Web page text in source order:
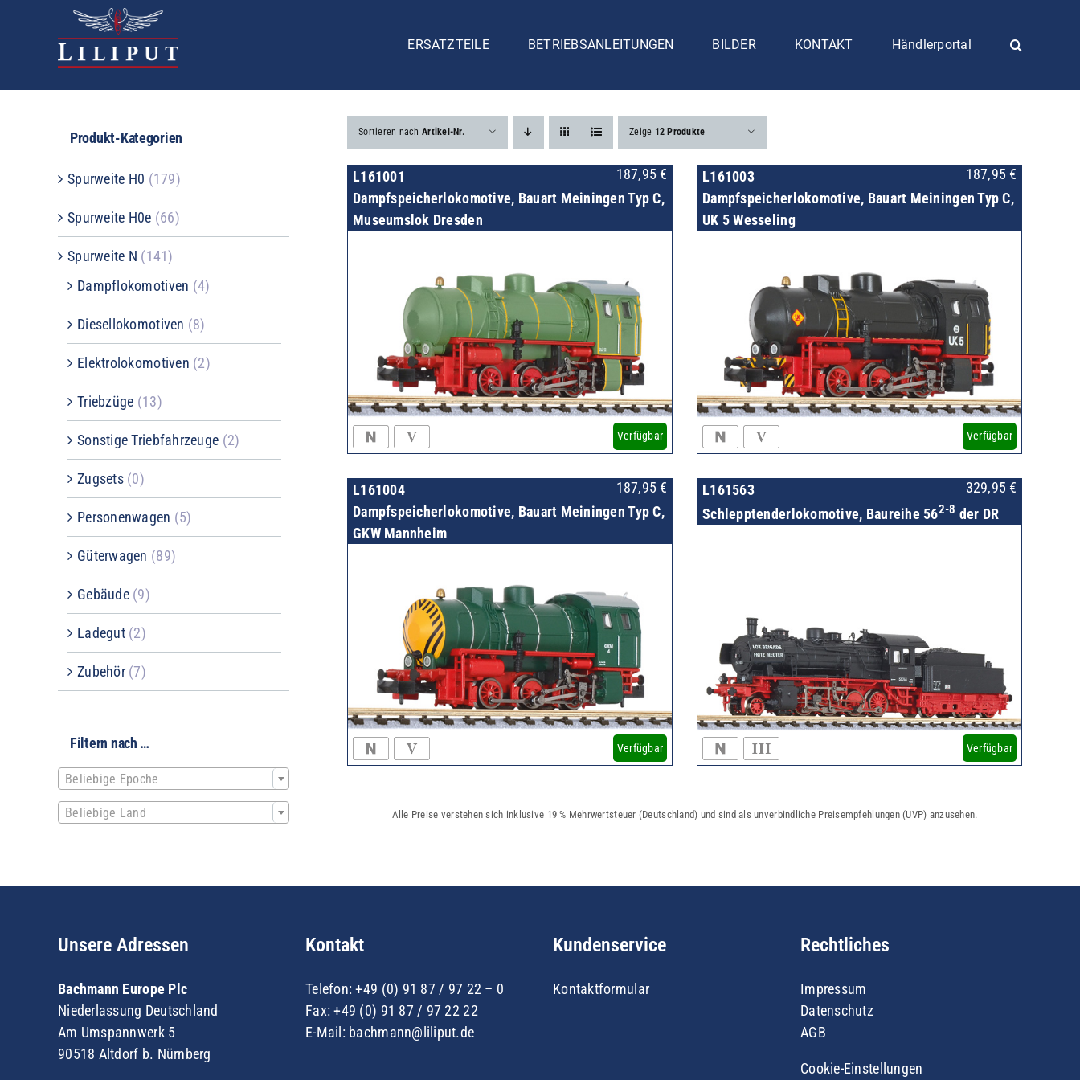
ERSATZTEILE BETRIEBSANLEITUNGEN BILDER KONTAKT Händlerportal
Sortieren nachArtikel-Nr. Zeige 12 Produkte
L161001 187,95 €
Dampfspeicherlokomotive, Bauart Meiningen Typ C,
Museumslok Dresden
Verfügbar
L161003 187,95 €
Dampfspeicherlokomotive, Bauart Meiningen Typ C,
UK 5 Wesseling
Verfügbar
L161004 187,95 €
Dampfspeicherlokomotive, Bauart Meiningen Typ C,
GKW Mannheim
Verfügbar
L161563 329,95 €
Schlepptenderlokomotive, Baureihe 562-8 der DR
Verfügbar
Alle Preise verstehen sich inklusive 19 % Mehrwertsteuer (Deutschland) und sind als unverbindliche Preisempfehlungen (UVP) anzusehen.
Produkt-Kategorien
Spurweite H0 (179)
Spurweite H0e (66)
Spurweite N (141)
Dampflokomotiven (4)
Diesellokomotiven (8)
Elektrolokomotiven (2)
Triebzüge (13)
Sonstige Triebfahrzeuge (2)
Zugsets (0)
Personenwagen (5)
Güterwagen (89)
Gebäude (9)
Ladegut (2)
Zubehör (7)
Filtern nach …
Beliebige Epoche
Beliebige Land
Unsere Adressen
Bachmann Europe Plc
Niederlassung Deutschland
Am Umspannwerk 5
90518 Altdorf b. Nürnberg
Kontakt
Telefon:+49 (0) 91 87 / 97 22 – 0
Fax: +49 (0) 91 87 / 97 22 22
E-Mail: bachmann@liliput.de
Kundenservice
Kontaktformular
Rechtliches
Impressum
Datenschutz
AGB
Cookie-Einstellungen